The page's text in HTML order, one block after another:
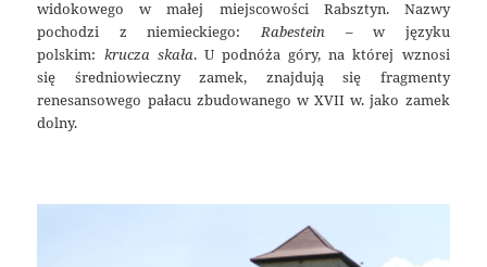
widokowego w małej miejscowości Rabsztyn. Nazwy
pochodzi z niemieckiego: Rabestein – w języku
polskim: krucza skała. U podnóża góry, na której wznosi
się średniowieczny zamek, znajdują się fragmenty
renesansowego pałacu zbudowanego w XVII w. jako zamek
dolny.